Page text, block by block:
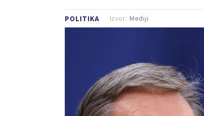
POLITIKA Izvor: Mediji